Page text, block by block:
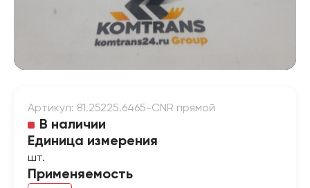
Артикул: 81.25225.6465-CNR прямой
В наличии
Единица измерения
шт.
Применяемость